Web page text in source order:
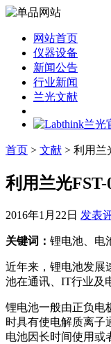
网站首页
仪器设备
新闻公告
行业新闻
兰光文献
首页 > 文献 > 利用兰
利用兰光
2016年1月22日 发表
关键词： 锂电池、电
近年来，锂电池发展
池在通讯、IT行业及
锂电池一般由正负电
时具有使电解质离子
电池因长时间使用或